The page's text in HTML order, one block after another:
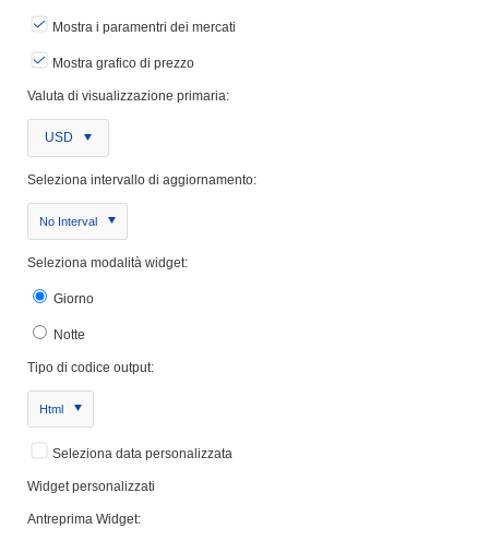
Mostra i paramentri dei mercati
Mostra grafico di prezzo
Valuta di visualizzazione primaria:
USD
Seleziona intervallo di aggiornamento:
No Interval
Seleziona modalità widget:
Giorno
Notte
Tipo di codice output:
Html
Seleziona data personalizzata
Widget personalizzati
Antreprima Widget: